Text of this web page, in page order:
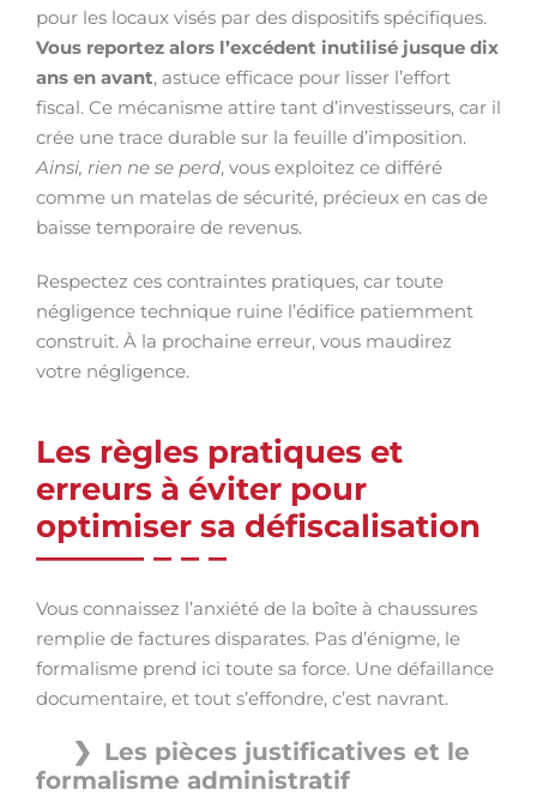
pour les locaux visés par des dispositifs spécifiques.
Vous reportez alors l’excédent inutilisé jusque dix
ans en avant, astuce efficace pour lisser l’effort
fiscal. Ce mécanisme attire tant d’investisseurs, car il
crée une trace durable sur la feuille d’imposition.
Ainsi, rien ne se perd, vous exploitez ce différé
comme un matelas de sécurité, précieux en cas de
baisse temporaire de revenus.
Respectez ces contraintes pratiques, car toute
négligence technique ruine l’édifice patiemment
construit. À la prochaine erreur, vous maudirez
votre négligence.
Les règles pratiques et
erreurs à éviter pour
optimiser sa défiscalisation
Vous connaissez l’anxiété de la boîte à chaussures
remplie de factures disparates. Pas d’énigme, le
formalisme prend ici toute sa force. Une défaillance
documentaire, et tout s’effondre, c’est navrant.
Les pièces justificatives et le
formalisme administratif